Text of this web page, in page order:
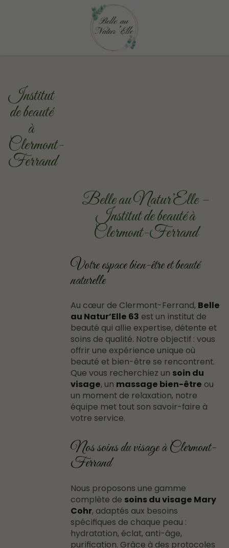
Institut
de beauté
à
Clermont-
Ferrand
Belle au Natur’Elle –
Institut de beauté à
Clermont-Ferrand
Votre espace bien-être et beauté
naturelle
Au cœur de Clermont-Ferrand, Belle
au Natur’Elle 63 est un institut de
beauté qui allie expertise, détente et
soins de qualité. Notre objectif : vous
offrir une expérience unique où
beauté et bien-être se rencontrent.
Que vous recherchiez un soin du
visage, un massage bien-être ou
un moment de relaxation, notre
équipe met tout son savoir-faire à
votre service.
Nos soins du visage à Clermont-
Ferrand
Nous proposons une gamme
complète de soins du visage Mary
Cohr, adaptés aux besoins
spécifiques de chaque peau :
hydratation, éclat, anti-âge,
purification. Grâce à des protocoles